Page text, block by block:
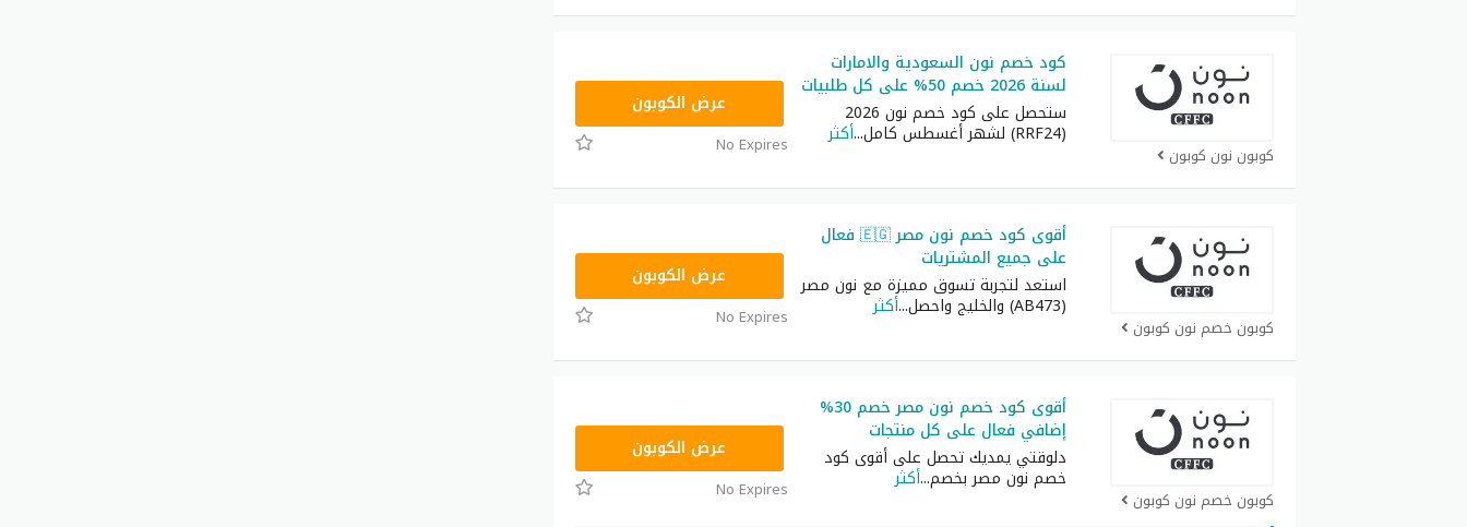
كوبون نون كوبون
كود خصم نون السعودية والامارات
لسنة 2026 خصم 50% على كل طلبيات
ستحصل على كود خصم نون 2026
(RRF24) لشهر أغسطس كامل ...أكثر
RRF24عرض الكوبون
No Expires
كوبون خصم نون كوبون
أقوى كود خصم نون مصر 🇪🇬 فعال
على جميع المشتريات
استعد لتجربة تسوق مميزة مع نون مصر
(AB473) والخليج واحصل ...أكثر
AB473عرض الكوبون
No Expires
كوبون خصم نون كوبون
أقوى كود خصم نون مصر خصم 30%
إضافي فعال على كل منتجات
دلوقتي يمديك تحصل على أقوى كود
خصم نون مصر بخصم...أكثر
AB473عرض الكوبون
No Expires